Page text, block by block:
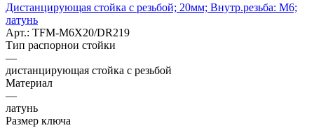
Дистанцирующая стойка с резьбой; 20мм; Внутр.резьба: M6;
латунь
Арт.: TFM-M6X20/DR219
Тип распорнои стойки
—
дистанцирующая стойка с резьбой
Материал
—
латунь
Размер ключа